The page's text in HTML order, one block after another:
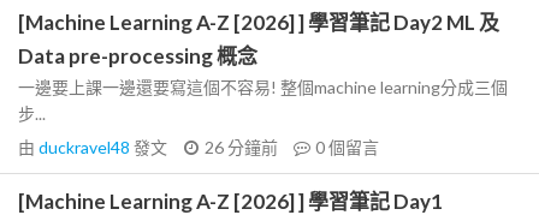
[Machine Learning A-Z [2026] ] 學習筆記 Day2 ML 及
Data pre-processing 概念
一邊要上課一邊還要寫這個不容易! 整個machine learning分成三個
步...
由 duckravel48 發文 26 分鐘前 0個留言
[Machine Learning A-Z [2026] ] 學習筆記 Day1